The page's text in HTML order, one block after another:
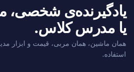
یادگیرنده‌ی شخصی،
یا مدرس کلاس.
همان ماشین، همان مربی، قیمت و ابزار
استفاده.